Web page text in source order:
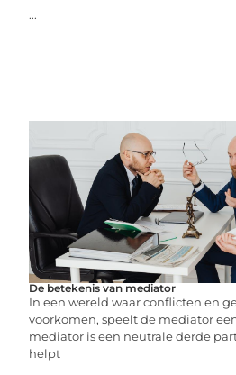
...
De betekenis van mediator
In een wereld waar conflicten en
voorkomen, speelt de mediator
mediator is een neutrale derde
helpt